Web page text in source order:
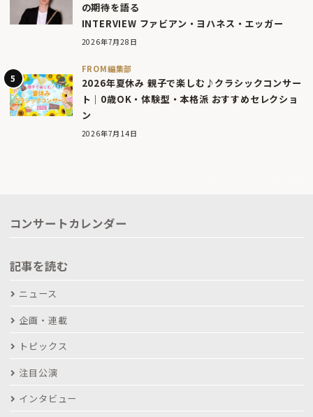
の期待を語る
INTERVIEW ファビアン・ヨハネス・エッガー
2026年7月28日
FROM編集部
2026年夏休み 親子で楽しむ♪クラシックコンサー
ト｜0歳OK・体験型・本格派 おすすめセレクショ
ン
2026年7月14日
コンサートカレンダー
記事を読む
ニュース
企画・連載
トピックス
注目公演
インタビュー